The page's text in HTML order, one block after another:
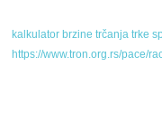
kalkulator brzine trčanja trke
https://www.tron.org.rs/pace/